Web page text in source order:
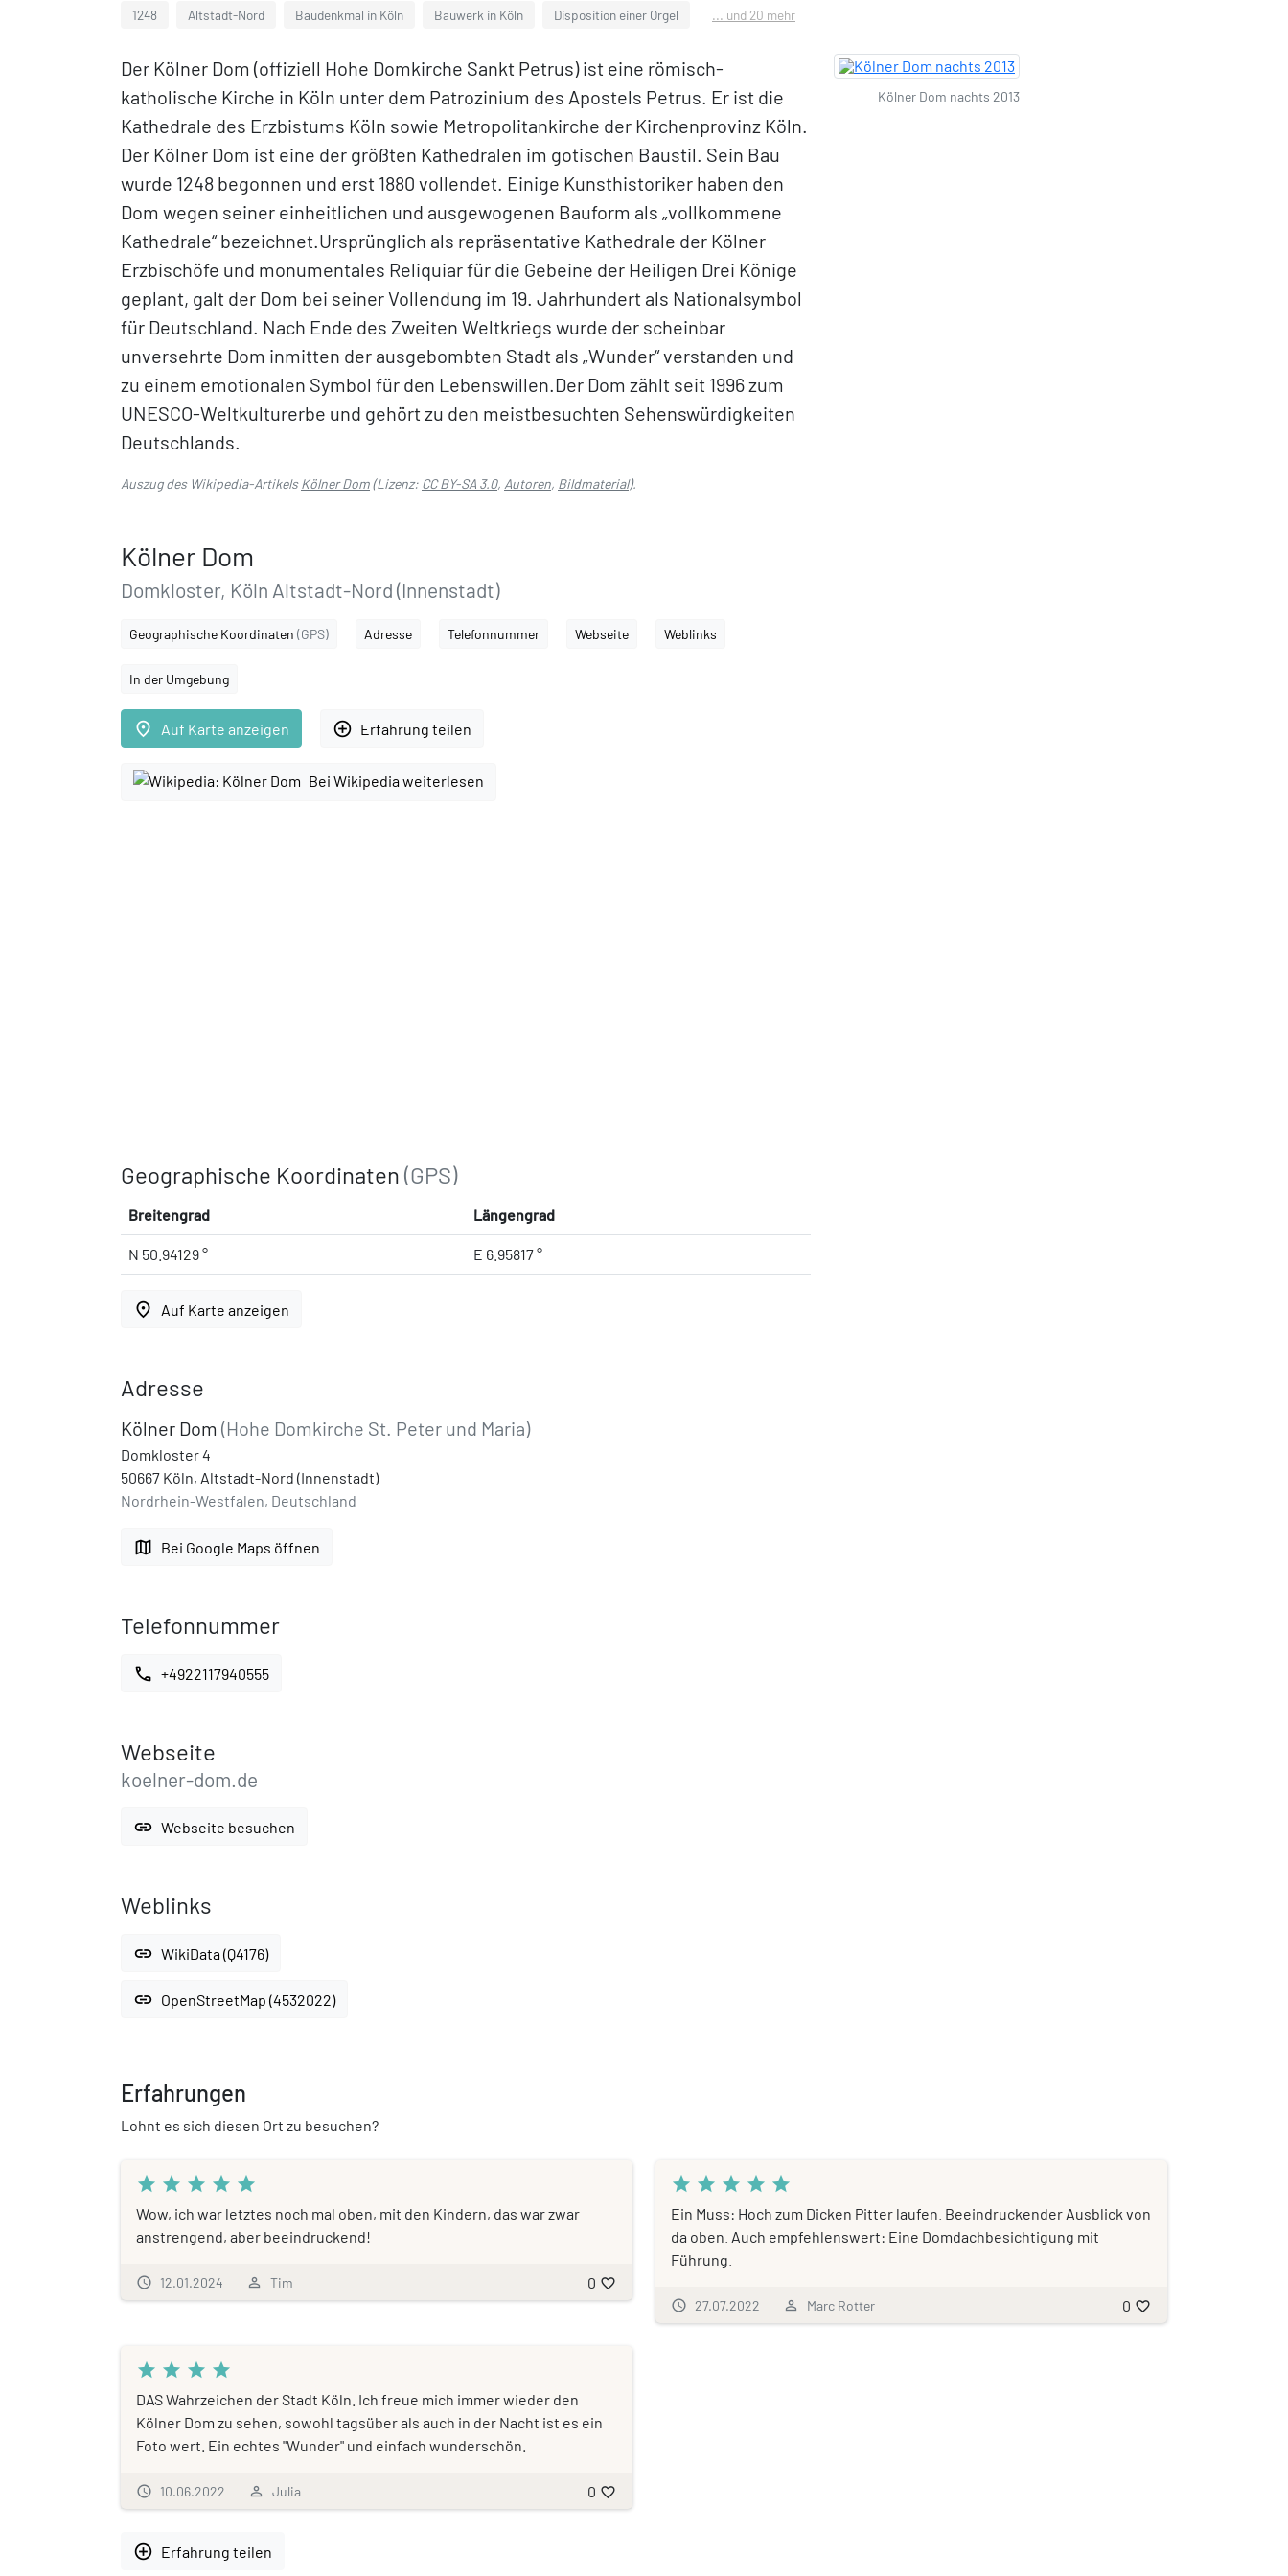
1248 Altstadt-Nord Baudenkmal in Köln Bauwerk in Köln Disposition einer Orgel ... und 20 mehr
Der Kölner Dom (offiziell Hohe Domkirche Sankt Petrus) ist eine römisch-
katholische Kirche in Köln unter dem Patrozinium des Apostels Petrus. Er ist die
Kathedrale des Erzbistums Köln sowie Metropolitan­kirche der Kirchenprovinz Köln.
Der Kölner Dom ist eine der größten Kathedralen im gotischen Baustil. Sein Bau
wurde 1248 begonnen und erst 1880 vollendet. Einige Kunsthistoriker haben den
Dom wegen seiner einheitlichen und ausgewogenen Bauform als „vollkommene
Kathedrale“ bezeichnet.Ursprünglich als repräsentative Kathedrale der Kölner
Erzbischöfe und monumentales Reliquiar für die Gebeine der Heiligen Drei Könige
geplant, galt der Dom bei seiner Vollendung im 19. Jahrhundert als Nationalsymbol
für Deutschland. Nach Ende des Zweiten Weltkriegs wurde der scheinbar
unversehrte Dom inmitten der ausgebombten Stadt als „Wunder“ verstanden und
zu einem emotionalen Symbol für den Lebenswillen.Der Dom zählt seit 1996 zum
UNESCO-Weltkulturerbe und gehört zu den meistbesuchten Sehenswürdigkeiten
Deutschlands.
Auszug des Wikipedia-ArtikelsKölner Dom(Lizenz: CC BY-SA 3.0, Autoren, Bildmaterial).
Kölner Dom
Domkloster, Köln Altstadt-Nord (Innenstadt)
Geographische Koordinaten (GPS) Adresse Telefonnummer Webseite Weblinks
In der Umgebung
place Auf Karte anzeigen add_circle_outline Erfahrung teilen
Bei Wikipedia weiterlesen
Geographische Koordinaten (GPS)
Breitengrad Längengrad
N 50.94129 ° E 6.95817 °
place Auf Karte anzeigen
Adresse
Kölner Dom (Hohe Domkirche St. Peter und Maria)
Domkloster 4
50667 Köln, Altstadt-Nord (Innenstadt)
Nordrhein-Westfalen, Deutschland
map Bei Google Maps öffnen
Telefonnummer
call +4922117940555
Webseite
koelner-dom.de
link Webseite besuchen
Weblinks
link WikiData (Q4176)
link OpenStreetMap (4532022)
Kölner Dom nachts 2013
Erfahrungen
Lohnt es sich diesen Ort zu besuchen?
star star star star star
Wow, ich war letztes noch mal oben, mit den Kindern, das war zwar
anstrengend, aber beeindruckend!
schedule 12.01.2024 person_outline Tim 0 favorite_border
star star star star star
Ein Muss: Hoch zum Dicken Pitter laufen. Beeindruckender Ausblick von
da oben. Auch empfehlenswert: Eine Domdachbesichtigung mit
Führung.
schedule 27.07.2022 person_outline Marc Rotter 0 favorite_border
star star star star
DAS Wahrzeichen der Stadt Köln. Ich freue mich immer wieder den
Kölner Dom zu sehen, sowohl tagsüber als auch in der Nacht ist es ein
Foto wert. Ein echtes "Wunder" und einfach wunderschön.
schedule 10.06.2022 person_outline Julia 0 favorite_border
add_circle_outline Erfahrung teilen